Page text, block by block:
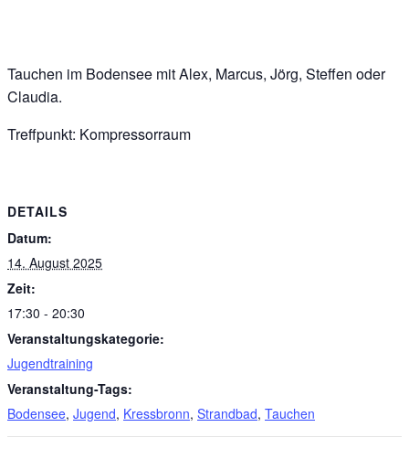
Tauchen im Bodensee mit Alex, Marcus, Jörg, Steffen oder
Claudia.
Treffpunkt: Kompressorraum
DETAILS
Datum:
14. August 2025
Zeit:
17:30 - 20:30
Veranstaltungskategorie:
Jugendtraining
Veranstaltung-Tags:
Bodensee, Jugend, Kressbronn, Strandbad, Tauchen